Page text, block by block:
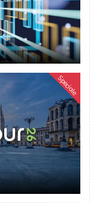
Speciale